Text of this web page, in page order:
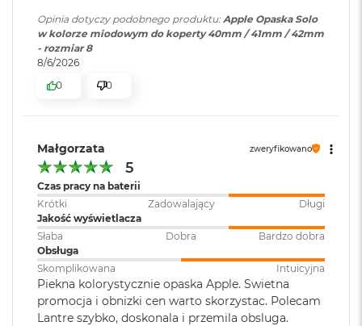
u
M
a
o
k
A
i
r
B
ł
ę
i
t
n
y
Opinia dotyczy podobnego produktu:Apple Opaska Solo
w kolorze miodowym do koperty 40mm / 41mm / 42mm
- rozmiar 8
8/6/2026
0
0
Małgorzata zweryfikowano
5
Czas pracy na baterii
Krótki
Zadowalający
Długi
Jakość wyświetlacza
Słaba
Dobra
Bardzo dobra
Obsługa
Skomplikowana
Intuicyjna
Piekna kolorystycznie opaska Apple. Swietna
promocja i obnizki cen warto skorzystac. Polecam
Lantre szybko, doskonala i przemila obsluga.